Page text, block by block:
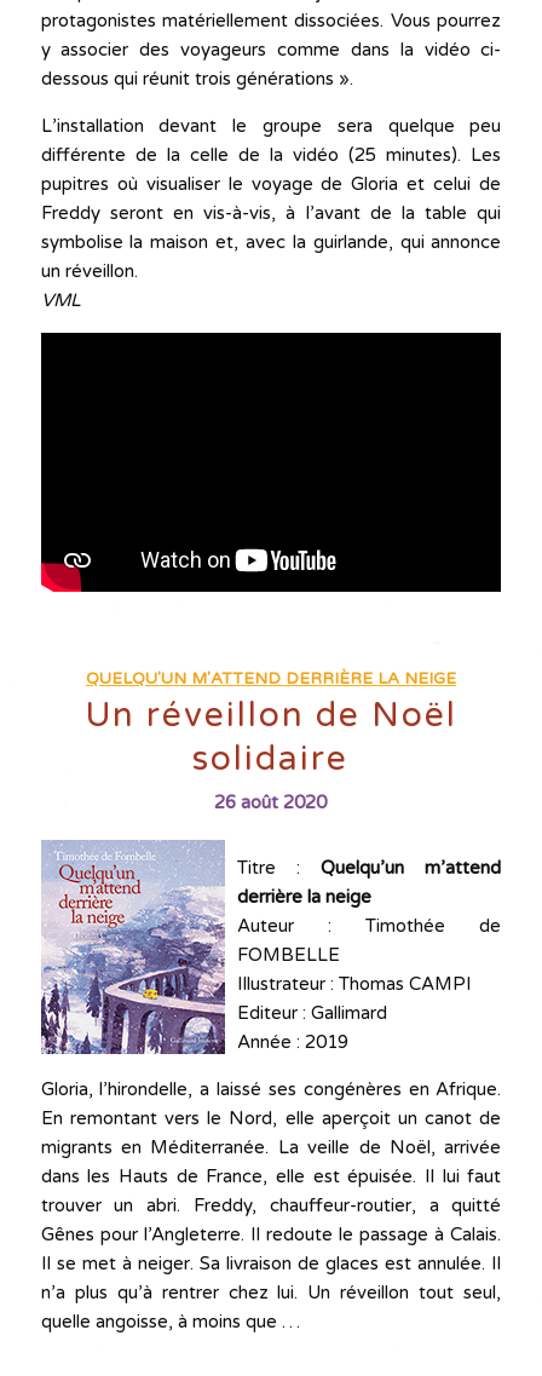
protagonistes matériellement dissociées. Vous pourrez
y associer des voyageurs comme dans la vidéo ci-
dessous qui réunit trois générations ».
L’installation devant le groupe sera quelque peu
différente de la celle de la vidéo (25 minutes). Les
pupitres où visualiser le voyage de Gloria et celui de
Freddy seront en vis-à-vis, à l’avant de la table qui
symbolise la maison et, avec la guirlande, qui annonce
un réveillon.
VML
QUELQU'UN M'ATTEND DERRIÈRE LA NEIGE
Un réveillon de Noël
solidaire
26 août 2020
Titre :Quelqu’un m’attend
derrière la neige
Auteur : Timothée de
FOMBELLE
Illustrateur : Thomas CAMPI
Editeur : Gallimard
Année : 2019
Gloria, l’hirondelle, a laissé ses congénères en Afrique.
En remontant vers le Nord, elle aperçoit un canot de
migrants en Méditerranée. La veille de Noël, arrivée
dans les Hauts de France, elle est épuisée. Il lui faut
trouver un abri. Freddy, chauffeur-routier, a quitté
Gênes pour l’Angleterre. Il redoute le passage à Calais.
Il se met à neiger. Sa livraison de glaces est annulée. Il
n’a plus qu’à rentrer chez lui. Un réveillon tout seul,
quelle angoisse, à moins que …